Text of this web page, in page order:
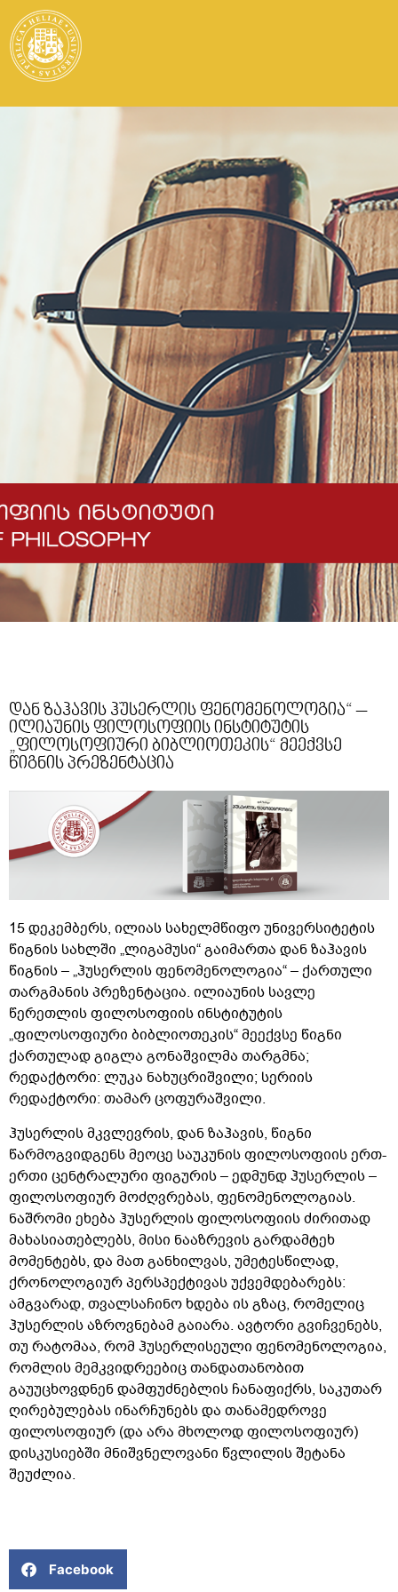
დან ზაჰავის ჰუსერლის ფენომენოლოგია“ –
ილიაუნის ფილოსოფიის ინსტიტუტის
„ფილოსოფიური ბიბლიოთეკის“ მეექვსე
წიგნის პრეზენტაცია
15 დეკემბერს, ილიას სახელმწიფო უნივერსიტეტის
წიგნის სახლში „ლიგამუსი“ გაიმართა დან ზაჰავის
წიგნის – „ჰუსერლის ფენომენოლოგია“ – ქართული
თარგმანის პრეზენტაცია. ილიაუნის სავლე
წერეთლის ფილოსოფიის ინსტიტუტის
„ფილოსოფიური ბიბლიოთეკის“ მეექვსე წიგნი
ქართულად გიგლა გონაშვილმა თარგმნა;
რედაქტორი: ლუკა ნახუცრიშვილი; სერიის
რედაქტორი: თამარ ცოფურაშვილი.
ჰუსერლის მკვლევრის, დან ზაჰავის, წიგნი
წარმოგვიდგენს მეოცე საუკუნის ფილოსოფიის ერთ-
ერთი ცენტრალური ფიგურის – ედმუნდ ჰუსერლის –
ფილოსოფიურ მოძღვრებას, ფენომენოლოგიას.
ნაშრომი ეხება ჰუსერლის ფილოსოფიის ძირითად
მახასიათებლებს, მისი ნააზრევის გარდამტეხ
მომენტებს, და მათ განხილვას, უმეტესწილად,
ქრონოლოგიურ პერსპექტივას უქვემდებარებს:
ამგვარად, თვალსაჩინო ხდება ის გზაც, რომელიც
ჰუსერლის აზროვნებამ გაიარა. ავტორი გვიჩვენებს,
თუ რატომაა, რომ ჰუსერლისეული ფენომენოლოგია,
რომლის მემკვიდრეებიც თანდათანობით
გაუუცხოვდნენ დამფუძნებლის ჩანაფიქრს, საკუთარ
ღირებულებას ინარჩუნებს და თანამედროვე
ფილოსოფიურ (და არა მხოლოდ ფილოსოფიურ)
დისკუსიებში მნიშვნელოვანი წვლილის შეტანა
შეუძლია.
Facebook